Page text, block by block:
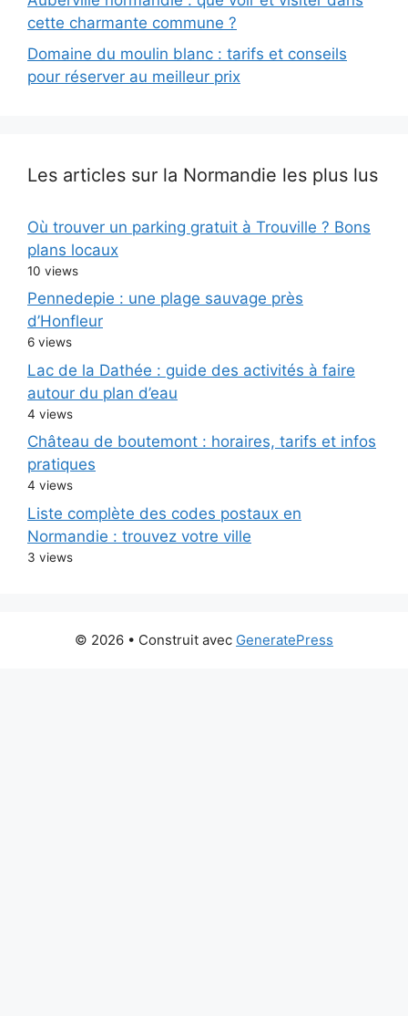
cette charmante commune ?
Domaine du moulin blanc : tarifs et conseils
pour réserver au meilleur prix
Les articles sur la Normandie les plus lus
Où trouver un parking gratuit à Trouville ? Bons
plans locaux
10 views
Pennedepie : une plage sauvage près
d’Honfleur
6 views
Lac de la Dathée : guide des activités à faire
autour du plan d’eau
4 views
Château de boutemont : horaires, tarifs et infos
pratiques
4 views
Liste complète des codes postaux en
Normandie : trouvez votre ville
3 views
© 2026 • Construit avec GeneratePress